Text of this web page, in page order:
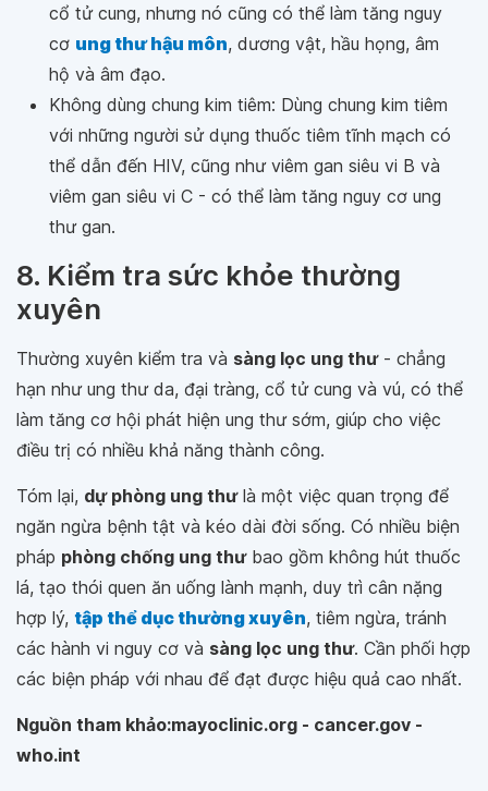
cổ tử cung, nhưng nó cũng có thể làm tăng nguy
cơ ung thư hậu môn, dương vật, hầu họng, âm
hộ và âm đạo.
Không dùng chung kim tiêm: Dùng chung kim tiêm
với những người sử dụng thuốc tiêm tĩnh mạch có
thể dẫn đến HIV, cũng như viêm gan siêu vi B và
viêm gan siêu vi C - có thể làm tăng nguy cơ ung
thư gan.
8. Kiểm tra sức khỏe thường
xuyên
Thường xuyên kiểm tra và sàng lọc ung thư- chẳng
hạn như ung thư da, đại tràng, cổ tử cung và vú, có thể
làm tăng cơ hội phát hiện ung thư sớm, giúp cho việc
điều trị có nhiều khả năng thành công.
Tóm lại, dự phòng ung thưlà một việc quan trọng để
ngăn ngừa bệnh tật và kéo dài đời sống. Có nhiều biện
pháp phòng chống ung thưbao gồm không hút thuốc
lá, tạo thói quen ăn uống lành mạnh, duy trì cân nặng
hợp lý, tập thể dục thường xuyên, tiêm ngừa, tránh
các hành vi nguy cơ và sàng lọc ung thư. Cần phối hợp
các biện pháp với nhau để đạt được hiệu quả cao nhất.
Nguồn tham khảo:mayoclinic.org - cancer.gov -
who.int